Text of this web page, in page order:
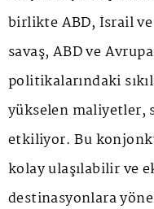
birlikte ABD, İsrail
savaş, ABD ve
politikalarındaki
yükselen maliyetler,
etkiliyor. Bu
kolay ulaşılabilir ve
destinasyonlara